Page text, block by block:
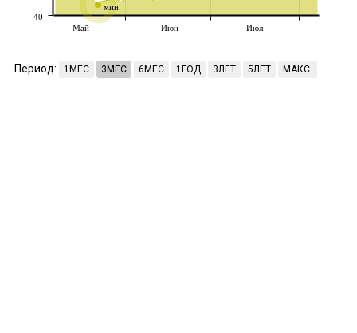
мин
Май Июн Июл
40
Период: 1МЕС 3МЕС 6МЕС 1ГОД 3ЛЕТ 5ЛЕТ МАКС.